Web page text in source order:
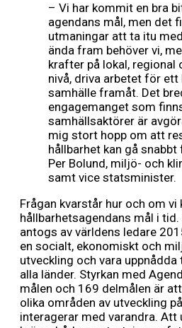
– Vi har kommit en bra
agendans mål, men det
utmaningar att ta itu
ända fram behöver vi,
krafter på lokal, regional
nivå, driva arbetet för ett
samhälle framåt. Det
engagemanget som
samhällsaktörer är
mig stort hopp om att
hållbarhet kan gå
Per Bolund, miljö- och
samt vice statsminister.
Frågan kvarstår hur och om
hållbarhetsagendans mål i tid.
antogs av världens ledare
en socialt, ekonomiskt och
utveckling och vara
alla länder. Styrkan med
målen och 169 delmålen är
olika områden av utveckling
interagerar med varandra.